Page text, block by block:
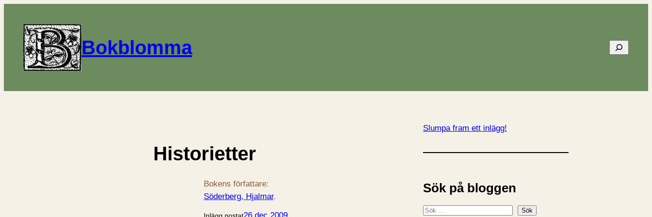
Bokblomma Sök
Historietter
Bokens författare:
Söderberg, Hjalmar.
Inlägg postat26 dec 2009
Slumpa fram ett inlägg!
Sök på bloggen
S
Sök